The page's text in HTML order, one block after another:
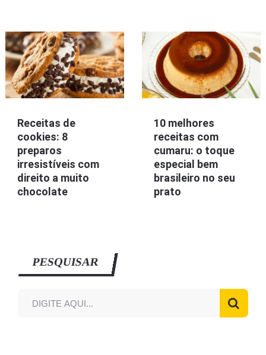
Receitas de
cookies: 8
preparos
irresistíveis com
direito a muito
chocolate
10 melhores
receitas com
cumaru: o toque
especial bem
brasileiro no seu
prato
PESQUISAR